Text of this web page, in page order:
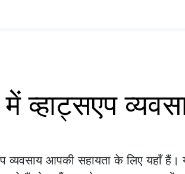
व्हाट्सएप
व्यवसाय आपकी सहायता के लिए यहाँ